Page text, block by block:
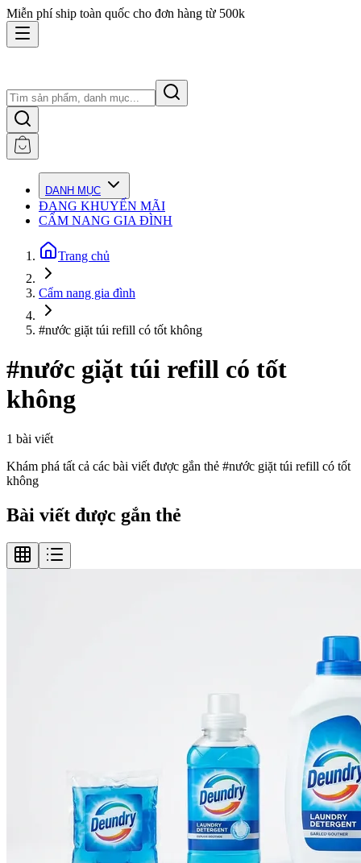
Miễn phí ship toàn quốc cho đơn hàng từ 500k
DANH MỤC
ĐANG KHUYẾN MÃI
CẨM NANG GIA ĐÌNH
Trang chủ
Cẩm nang gia đình
#nước giặt túi refill có tốt không
#nước giặt túi refill có tốt
không
1 bài viết
Khám phá tất cả các bài viết được gắn thẻ #nước giặt túi refill có tốt
không
Bài viết được gắn thẻ